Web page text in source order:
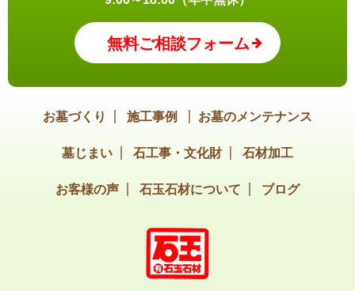
無料ご相談フォーム
お墓づくり 施工事例 お墓のメンテナンス
墓じまい 石工事・文化財 石材加工
お客様の声 石玉石材について ブログ